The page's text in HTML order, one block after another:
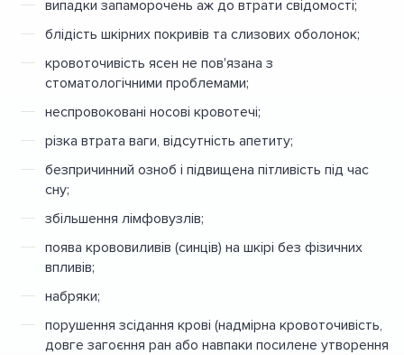
випадки запаморочень аж до втрати свідомості;
блідість шкірних покривів та слизових оболонок;
кровоточивість ясен не пов'язана з
стоматологічними проблемами;
неспровоковані носові кровотечі;
різка втрата ваги, відсутність апетиту;
безпричинний озноб і підвищена пітливість під час
сну;
збільшення лімфовузлів;
поява крововиливів (синців) на шкірі без фізичних
впливів;
набряки;
порушення зсідання крові (надмірна кровоточивість,
довге загоєння ран або навпаки посилене утворення